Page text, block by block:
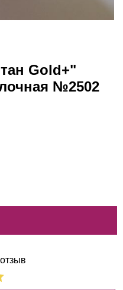
Gold+"
№2502